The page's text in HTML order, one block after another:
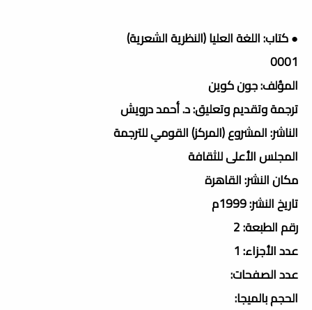
● كتاب: اللغة العليا (النظرية الشعرية)
0001
المؤلف: جون كوين
ترجمة وتقديم وتعليق: د. أحمد درويش
الناشر: المشروع (المركز) القومي للترجمة
المجلس الأعلى للثقافة
مكان النشر: القاهرة
تاريخ النشر: 1999م
رقم الطبعة: 2
عدد الأجزاء: 1
عدد الصفحات:
الحجم بالميجا: